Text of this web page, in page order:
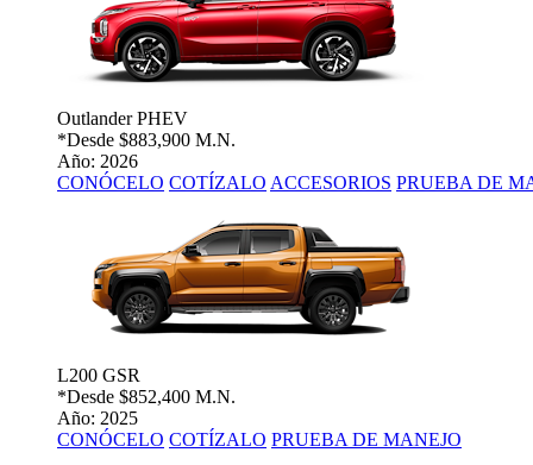
Outlander PHEV
*Desde $883,900 M.N.
Año: 2026
CONÓCELO COTÍZALO ACCESORIOS PRUEBA DE
L200 GSR
*Desde $852,400 M.N.
Año: 2025
CONÓCELO COTÍZALO PRUEBA DE MANEJO